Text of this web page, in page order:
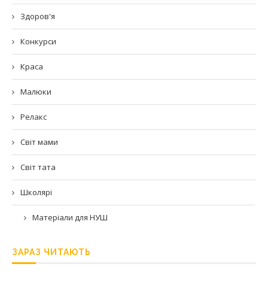
Здоров'я
Конкурси
Краса
Малюки
Релакс
Світ мами
Світ тата
Школярі
Матеріали для НУШ
ЗАРАЗ ЧИТАЮТЬ